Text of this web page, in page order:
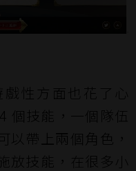
性方面也花了心
個技能，一個隊伍
以帶上兩個角色，
放技能，在很多小